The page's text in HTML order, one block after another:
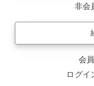
非会
会
ログイ